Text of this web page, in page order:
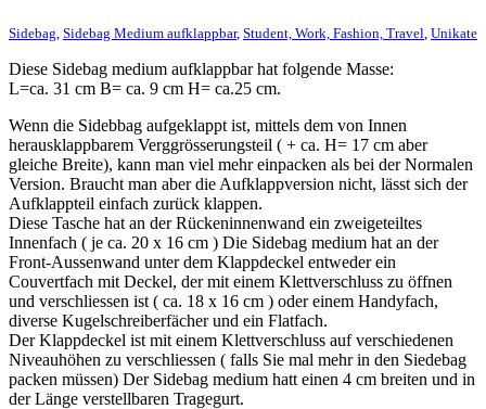
Sidebag Sidebag Medium aufklappbar, Student, Work, Fashion, Travel Unikate
Diese Sidebag medium aufklappbar hat folgende Masse:
L=ca. 31 cm B= ca. 9 cm H= ca.25 cm.
Wenn die Sidebbag aufgeklappt ist, mittels dem von Innen
herausklappbarem Verggrösserungsteil ( + ca. H= 17 cm aber
gleiche Breite), kann man viel mehr einpacken als bei der Normalen
Version. Braucht man aber die Aufklappversion nicht, lässt sich der
Aufklappteil einfach zurück klappen.
Diese Tasche hat an der Rückeninnenwand ein zweigeteiltes
Innenfach ( je ca. 20 x 16 cm ) Die Sidebag medium hat an der
Front-Aussenwand unter dem Klappdeckel entweder ein
Couvertfach mit Deckel, der mit einem Klettverschluss zu öffnen
und verschliessen ist ( ca. 18 x 16 cm ) oder einem Handyfach,
diverse Kugelschreiberfächer und ein Flatfach.
Der Klappdeckel ist mit einem Klettverschluss auf verschiedenen
Niveauhöhen zu verschliessen ( falls Sie mal mehr in den Siedebag
packen müssen) Der Sidebag medium hatt einen 4 cm breiten und in
der Länge verstellbaren Tragegurt.